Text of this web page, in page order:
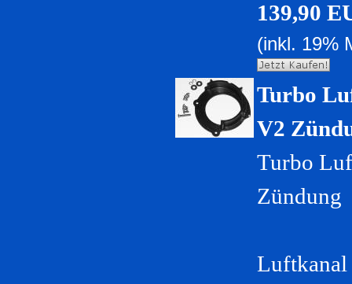
139,90
(inkl. 19%
Turbo
V2
Turbo
Zündung
Luftkanal